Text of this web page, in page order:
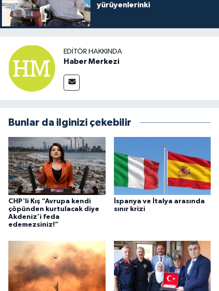
yürüyenlerinki
EDITÖR HAKKINDA
Haber Merkezi
Bunlar da ilginizi çekebilir
CHP'li Kış “Avrupa kendi
çöpünden kurtulacak diye
Akdeniz’i feda
edemezsiniz!”
İspanya ve İtalya arasında
sınır krizi